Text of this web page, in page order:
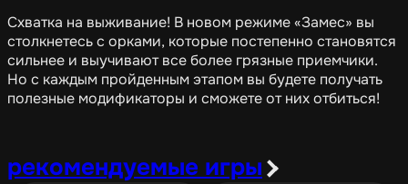
Схватка на выживание! В новом режиме «Замес» вы
столкнетесь с орками, которые постепенно становятся
сильнее и выучивают все более грязные приемчики.
Но с каждым пройденным этапом вы будете получать
полезные модификаторы и сможете от них отбиться!
рекомендуемые игры